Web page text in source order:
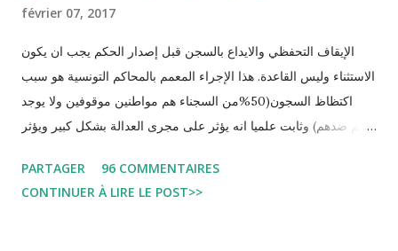
février 07, 2017
الإيقاف التحفظي والايداع بالسجن قبل إصدار الحكم يجب ان يكون
الاستثناء وليس القاعدة. هذا الإجراء المعمم بالمحاكم التونسية هو سبب
اكتظاظ السجون(50%من السجناء هم مواطنين موقوفين ولا يوجد
حكم ضدهم) وثابت علميا انه يؤثر على مجرى العدالة بشكل كبير ويؤثر
التي قضاها تحفظيا . هذه الممارسات تسبب كوارث اجتماعية واقتصادية
و تجعل المواطن يحقد على المنظومة القضائية و يحس بالظلم و القهر
PARTAGER
96 COMMENTAIRES
CONTINUER À LIRE LE POST>>